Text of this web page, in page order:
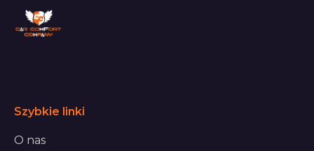
Szybkie linki
O nas